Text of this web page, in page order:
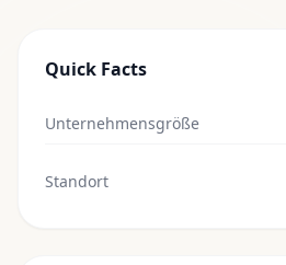
Quick Facts
Unternehmensgröße
Standort